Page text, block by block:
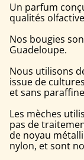
Un parfum
qualités
Nos bougies
Guadeloupe.
Nous utilisons
issue de
et sans
Les mèches
pas de
de noyau
nylon, et sont